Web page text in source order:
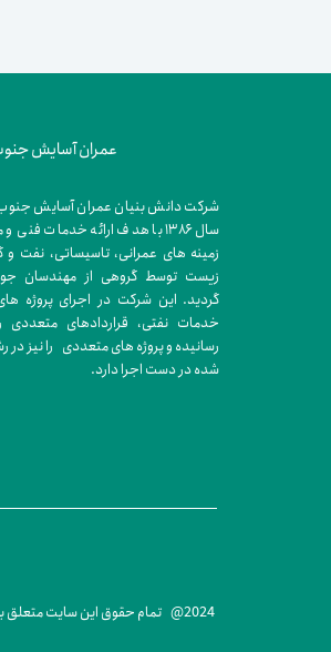
2024@ تمام حقوق این سایت متعلق به عماکو می باشد.
شرکت دانش بنیان عمران آسایش
سال ۱۳۸۶ با هدف ارائه خدمات
زمینه های عمرانی، تاسیساتی، نفت
زیست توسط گروهی از مهندسان
گردید. این شرکت در اجرای پروژه
خدمات نفتی، قراردادهای متعددی
رسانیده و پروژه های متعددی را نیز در
شده در دست اجرا دارد.
عمران آسایش